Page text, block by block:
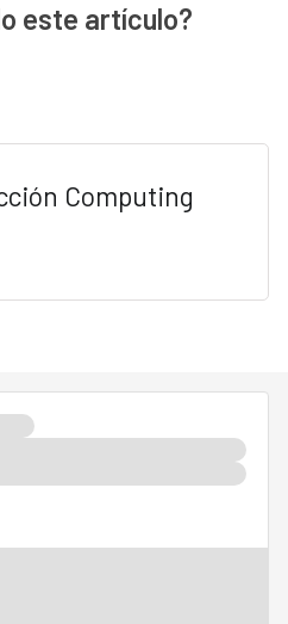
este artículo?
Computing